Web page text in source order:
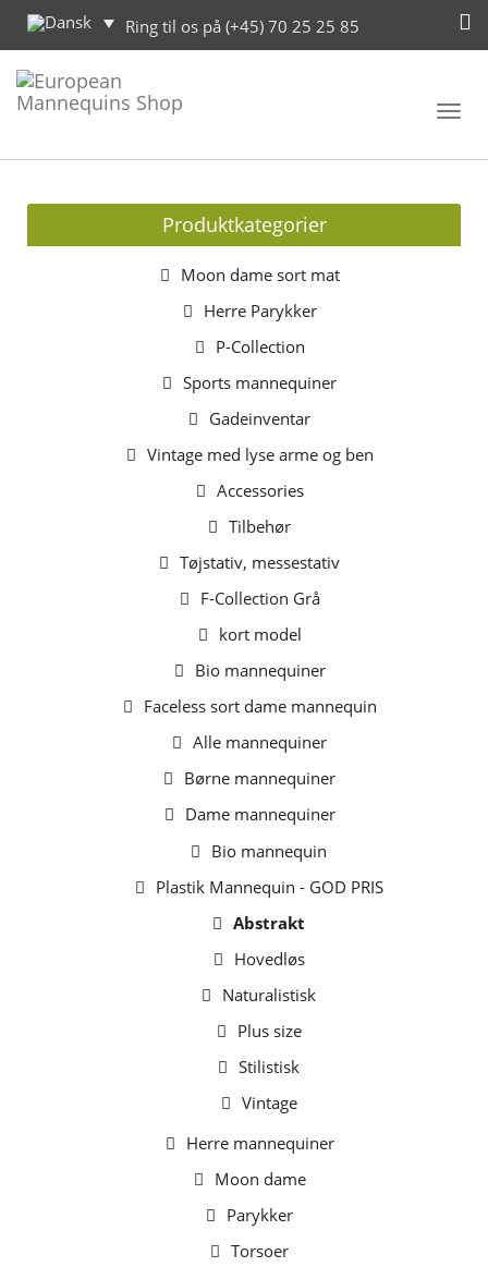
Ring til os på (+45) 70 25 25 85
Produktkategorier
Moon dame sort mat
Herre Parykker
P-Collection
Sports mannequiner
Gadeinventar
Vintage med lyse arme og ben
Accessories
Tilbehør
Tøjstativ, messestativ
F-Collection Grå
kort model
Bio mannequiner
Faceless sort dame mannequin
Alle mannequiner
Børne mannequiner
Dame mannequiner
Bio mannequin
Plastik Mannequin - GOD PRIS
Abstrakt
Hovedløs
Naturalistisk
Plus size
Stilistisk
Vintage
Herre mannequiner
Moon dame
Parykker
Torsoer